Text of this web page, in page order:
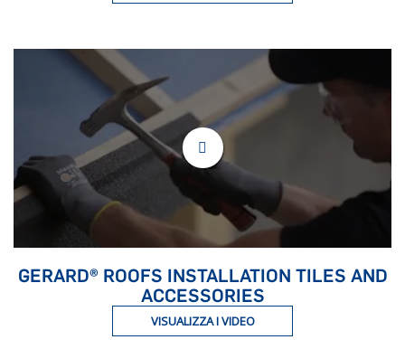
GERARD® ROOFS INSTALLATION TILES AND
ACCESSORIES
VISUALIZZA I VIDEO